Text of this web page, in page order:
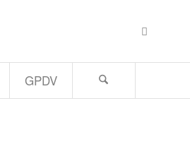
GPDV